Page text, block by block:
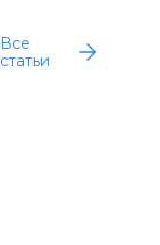
Все
статьи